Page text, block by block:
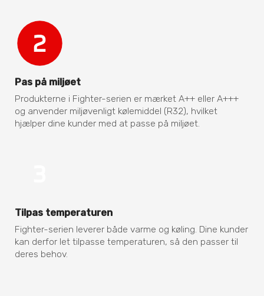
Pas på miljøet
Produkterne i Fighter-serien er mærket A++ eller A+++
og anvender miljøvenligt kølemiddel (R32), hvilket
hjælper dine kunder med at passe på miljøet.
Tilpas temperaturen
Fighter-serien leverer både varme og køling. Dine kunder
kan derfor let tilpasse temperaturen, så den passer til
deres behov.